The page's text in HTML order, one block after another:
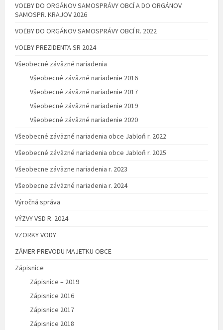
VOĽBY DO ORGÁNOV SAMOSPRÁVY OBCÍ A DO ORGÁNOV
SAMOSPR. KRAJOV 2026
VOĽBY DO ORGÁNOV SAMOSPRÁVY OBCÍ R. 2022
VOĽBY PREZIDENTA SR 2024
Všeobecné záväzné nariadenia
Všeobecné záväzné nariadenie 2016
Všeobecné záväzné nariadenie 2017
Všeobecné záväzné nariadenie 2019
Všeobecné záväzné nariadenie 2020
Všeobecné záväzné nariadenia obce Jabloň r. 2022
Všeobecné záväzné nariadenia obce Jabloň r. 2025
Všeobecne záväzne nariadenia r. 2023
Všeobecne záväzné nariadenia r. 2024
Výročná správa
VÝZVY VSD R. 2024
VZORKY VODY
ZÁMER PREVODU MAJETKU OBCE
Zápisnice
Zápisnice – 2019
Zápisnice 2016
Zápisnice 2017
Zápisnice 2018